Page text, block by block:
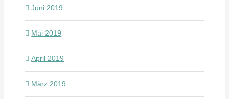
Juni 2019
Mai 2019
April 2019
März 2019